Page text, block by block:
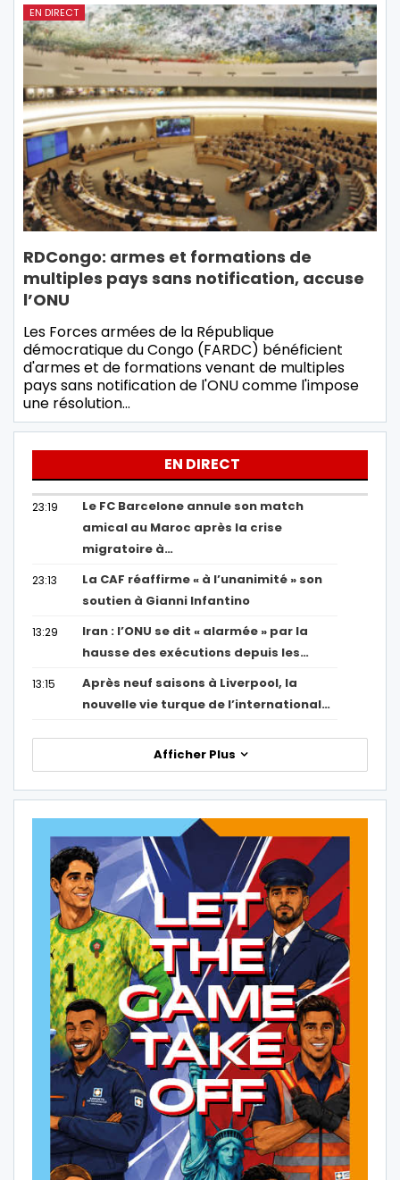
EN DIRECT
RDCongo: armes et formations de
multiples pays sans notification, accuse
l’ONU
Les Forces armées de la République
démocratique du Congo (FARDC) bénéficient
d'armes et de formations venant de multiples
pays sans notification de l'ONU comme l'impose
une résolution…
EN DIRECT
23:19
Le FC Barcelone annule son match
amical au Maroc après la crise
migratoire à…
23:13
La CAF réaffirme « à l’unanimité » son
soutien à Gianni Infantino
13:29
Iran : l’ONU se dit « alarmée » par la
hausse des exécutions depuis les…
13:15
Après neuf saisons à Liverpool, la
nouvelle vie turque de l’international…
Afficher Plus